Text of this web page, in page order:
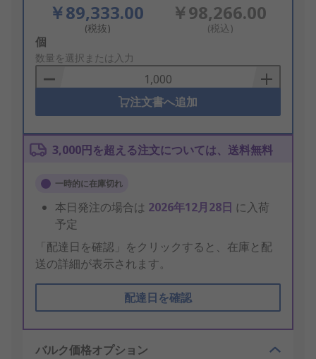
￥89,333.00
(税抜)
￥98,266.00
(税込)
Add
to
Basket
個
数量を選択または入力
注文書へ追加
3,000円を超える注文については、送料無料
一時的に在庫切れ
本日発注の場合は 2026年12月28日 に入荷
予定
「配達日を確認」をクリックすると、在庫と配
送の詳細が表示されます。
配達日を確認
バルク価格オプション